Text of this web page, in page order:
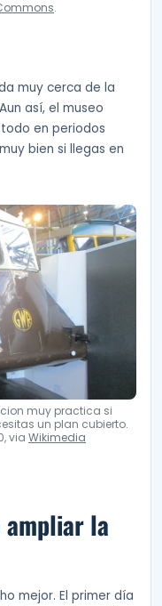
.
muy cerca de la
así, el museo
en periodos
bien si llegas en
muy practica si
un plan cubierto.
via Wikimedia
ampliar la
mejor. El primer día